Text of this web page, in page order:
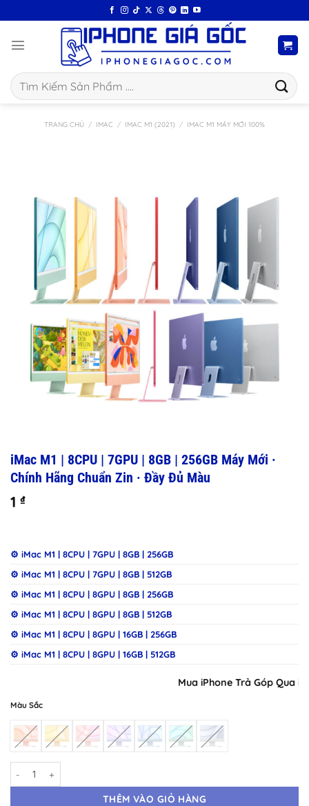
qua
nội
Tìm
kiếm:
TRANG CHỦ / IMAC / IMAC M1 (2021) / IMAC M1 MÁY MỚI 100%
iMac M1 | 8CPU | 7GPU | 8GB | 256GB Máy Mới ·
Chính Hãng Chuẩn Zin · Đầy Đủ Màu
1 ₫
⚙️ iMac M1 | 8CPU | 7GPU | 8GB | 256GB
⚙️ iMac M1 | 8CPU | 7GPU | 8GB | 512GB
⚙️ iMac M1 | 8CPU | 8GPU | 8GB | 256GB
⚙️ iMac M1 | 8CPU | 8GPU | 8GB | 512GB
⚙️ iMac M1 | 8CPU | 8GPU | 16GB | 256GB
⚙️ iMac M1 | 8CPU | 8GPU | 16GB | 512GB
Mua iPhone Trả Góp Qua
Màu Sắc
THÊM VÀO GIỎ HÀNG